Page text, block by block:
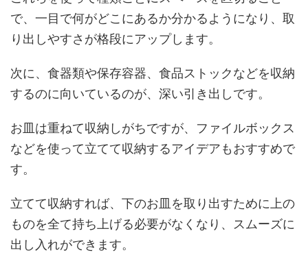
で、一目で何がどこにあるか分かるようになり、取
り出しやすさが格段にアップします。
次に、食器類や保存容器、食品ストックなどを収納
するのに向いているのが、深い引き出しです。
お皿は重ねて収納しがちですが、ファイルボックス
などを使って立てて収納するアイデアもおすすめで
す。
立てて収納すれば、下のお皿を取り出すために上の
ものを全て持ち上げる必要がなくなり、スムーズに
出し入れができます。